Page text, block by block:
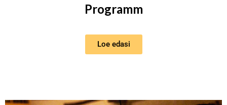
Programm
Loe edasi